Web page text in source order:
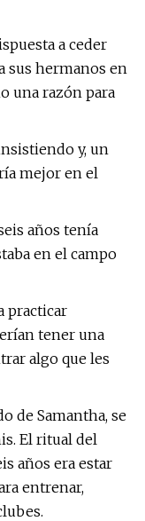
a ceder
sus hermanos en
una razón para
y, un
mejor en el
años tenía
en el campo
practicar
tener una
algo que les
de Samantha, se
El ritual del
años era estar
entrenar,